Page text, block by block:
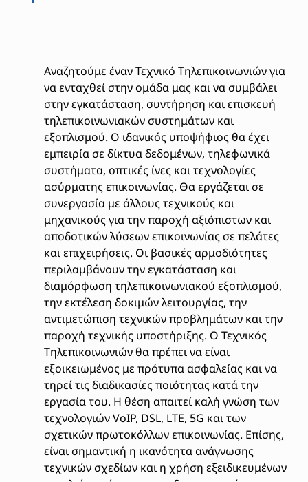
Αναζητούμε έναν Τεχνικό Τηλεπικοινωνιών για
να ενταχθεί στην ομάδα μας και να συμβάλει
στην εγκατάσταση, συντήρηση και επισκευή
τηλεπικοινωνιακών συστημάτων και
εξοπλισμού. Ο ιδανικός υποψήφιος θα έχει
εμπειρία σε δίκτυα δεδομένων, τηλεφωνικά
συστήματα, οπτικές ίνες και τεχνολογίες
ασύρματης επικοινωνίας. Θα εργάζεται σε
συνεργασία με άλλους τεχνικούς και
μηχανικούς για την παροχή αξιόπιστων και
αποδοτικών λύσεων επικοινωνίας σε πελάτες
και επιχειρήσεις. Οι βασικές αρμοδιότητες
περιλαμβάνουν την εγκατάσταση και
διαμόρφωση τηλεπικοινωνιακού εξοπλισμού,
την εκτέλεση δοκιμών λειτουργίας, την
αντιμετώπιση τεχνικών προβλημάτων και την
παροχή τεχνικής υποστήριξης. Ο Τεχνικός
Τηλεπικοινωνιών θα πρέπει να είναι
εξοικειωμένος με πρότυπα ασφαλείας και να
τηρεί τις διαδικασίες ποιότητας κατά την
εργασία του. Η θέση απαιτεί καλή γνώση των
τεχνολογιών VoIP, DSL, LTE, 5G και των
σχετικών πρωτοκόλλων επικοινωνίας. Επίσης,
είναι σημαντική η ικανότητα ανάγνωσης
τεχνικών σχεδίων και η χρήση εξειδικευμένων